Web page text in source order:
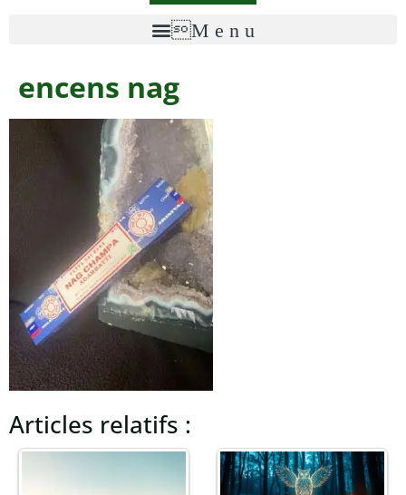
encens nag
Articles relatifs :